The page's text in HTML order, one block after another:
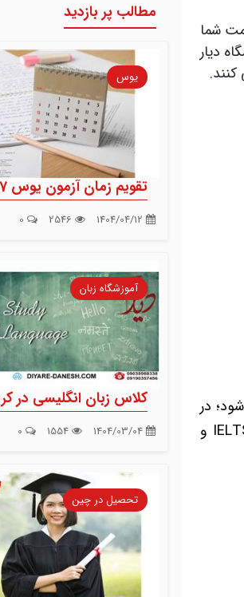
شما
دیار
در
سال های اخیر این آزمون سخت تر شده و حتی از نظر سختی با آزمون هایی مثل IELTS, TOEFL و
مطالب پر بازدید
یوس
تقویم زمان آزمون یوس 2027 - 2026
آموزشگاه زبان
کلاس زبان انگلیسی در
تحصیل در چین